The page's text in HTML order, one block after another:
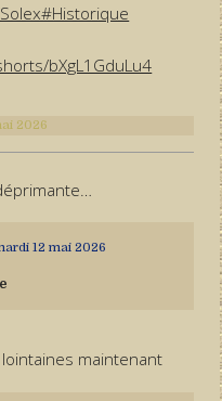
bXgL1GduLu4
2026
12 mai 2026
maintenant